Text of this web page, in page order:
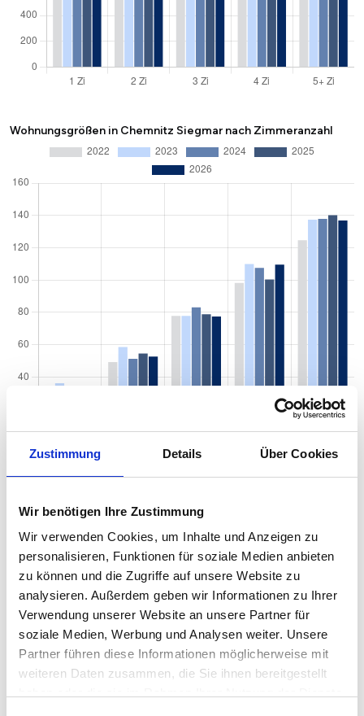
Zustimmung Details Über Cookies
Wir benötigen Ihre Zustimmung
Wir verwenden Cookies, um Inhalte und Anzeigen zu
personalisieren, Funktionen für soziale Medien anbieten
zu können und die Zugriffe auf unsere Website zu
analysieren. Außerdem geben wir Informationen zu Ihrer
Verwendung unserer Website an unsere Partner für
soziale Medien, Werbung und Analysen weiter. Unsere
Partner führen diese Informationen möglicherweise mit
weiteren Daten zusammen, die Sie ihnen bereitgestellt
Wohnungsgrößen in Chemnitz Siegmar nach Zimmeranzahl
Wohnungen nach Wohnungstyp
Wohnungspreise /m 2 2024 2025 2026
zum
Sonstige 1.190 € 1.220 € 1.239 €
Erdgeschosswohnung 1.170 € 1.152 € 1.147 € -5,45 €